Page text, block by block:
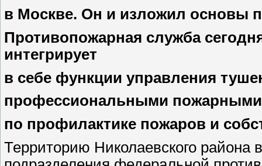
в Москве. Он и изложил основы
Противопожарная служба
интегрирует
в себе функции управления
профессиональными
по профилактике пожаров и
Территорию Николаевского района